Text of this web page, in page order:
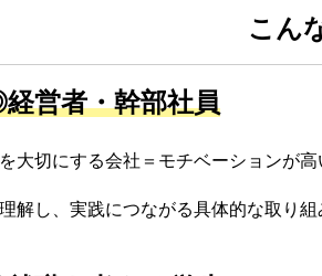
こん
営者・幹部社員
大切にする会社＝モチベーションが
解し、実践につながる具体的な取り組